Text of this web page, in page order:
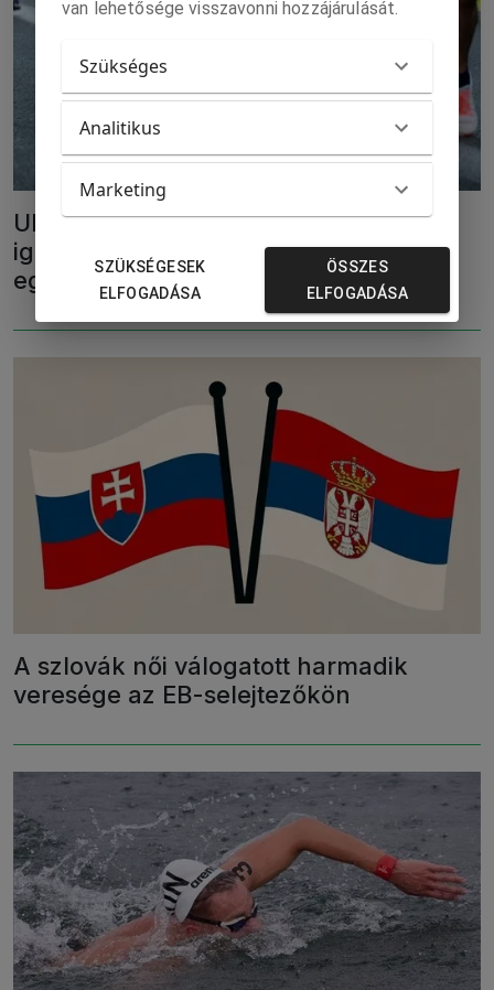
Ultramaratont futnak Brüsszelig az
igazukat kereső tiltakozó szerbiai
egyetemisták
A szlovák női válogatott harmadik
veresége az EB-selejtezőkön
van lehetősége visszavonni hozzájárulását.
Szükséges
Analitikus
Marketing
SZÜKSÉGESEK
ELFOGADÁSA
ÖSSZES
ELFOGADÁSA